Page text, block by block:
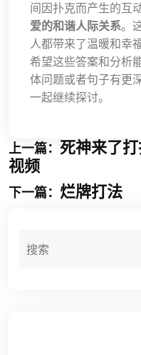
间因扑克而产生的互
爱的和谐人际关系。
人都带来了温暖和幸福
希望这些答案和分析
体问题或者句子有更
一起继续探讨。
上一篇： 死神来了
视频
下一篇： 烂牌打法